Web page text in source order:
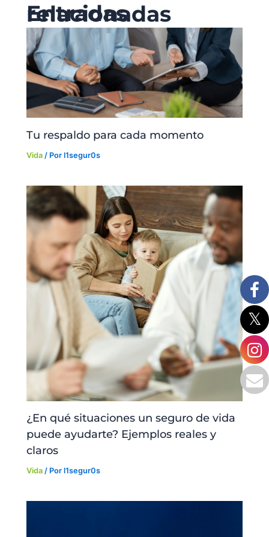
Entradas relacionadas
Tu respaldo para cada momento
Vida / Porl1segur0s
¿En qué situaciones un seguro de vida
puede ayudarte? Ejemplos reales y
claros
Vida / Porl1segur0s